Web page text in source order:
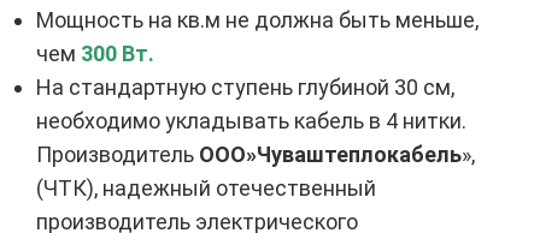
Мощность на кв.м не должна быть меньше,
чем 300 Вт.
На стандартную ступень глубиной 30 см,
необходимо укладывать кабель в 4 нитки.
Производитель ООО»Чуваштеплокабель»,
(ЧТК), надежный отечественный
производитель электрического